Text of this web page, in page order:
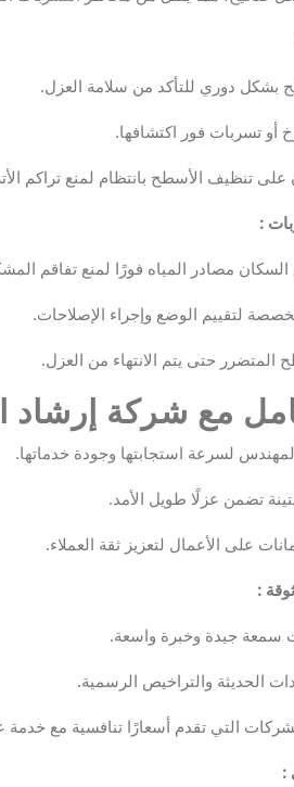
بشكل دوري للتأكد من سلامة العزل.
تسربات فور اكتشافها.
تنظيف الأسطح بانتظام لمنع تراكم
:
مصادر المياه فورًا لمنع تفاقم
لتقييم الوضع وإجراء الإصلاحات.
المتضرر حتى يتم الانتهاء من العزل.
مع شركة إرشاد
لسرعة استجابتها وجودة خدماتها.
تضمن عزلًا طويل الأمد.
على الأعمال لتعزيز ثقة العملاء.
:
سمعة جيدة وخبرة واسعة.
الحديثة والتراخيص الرسمية.
التي تقدم أسعارًا تنافسية مع خدمة
: